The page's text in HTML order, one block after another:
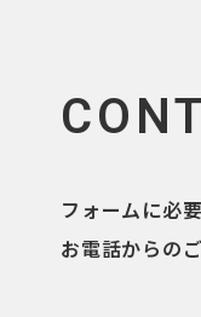
フォームに必
お電話からの